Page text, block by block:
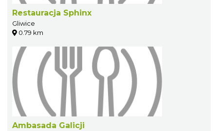
Restauracja Sphinx
Gliwice
0.79 km
Ambasada Galicji